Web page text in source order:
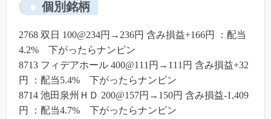
個別銘柄
2768 双日 100@234円→236円 含み損益+166円 ：配当
4.2% 下がったらナンピン
8713 フィデアホール 400@111円→111円 含み損益+32
円 ：配当5.4% 下がったらナンピン
8714 池田泉州ＨＤ 200@157円→150円 含み損益-1,409
円 ：配当4.7% 下がったらナンピン